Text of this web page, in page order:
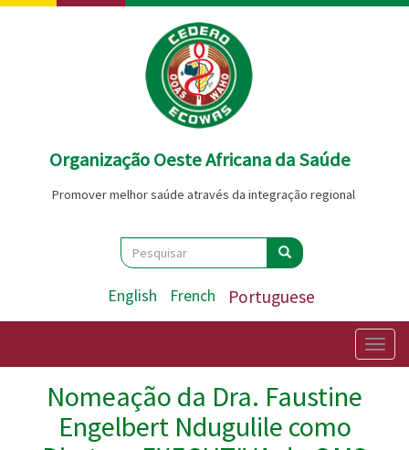
Passar
Organização Oeste Africana da Saúde
Promover melhor saúde através da integração regional
Search
Pesquisar Pesquisar
English French Portuguese
Nomeação da Dra. Faustine
Engelbert Ndugulile como